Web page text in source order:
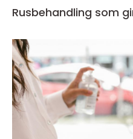
Rusbehandling som